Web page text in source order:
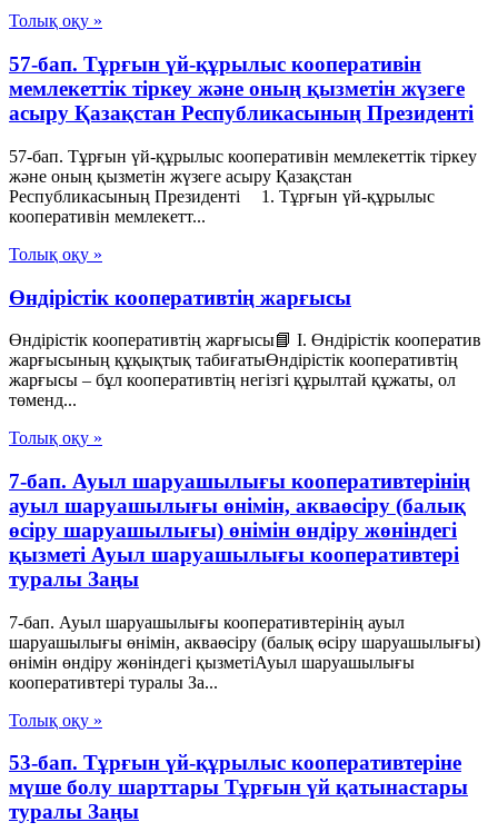
Толық оқу »
57-бап. Тұрғын үй-құрылыс кооперативін
мемлекеттік тіркеу және оның қызметін жүзеге
асыру Қазақстан Республикасының Президенті
57-бап. Тұрғын үй-құрылыс кооперативін мемлекеттік тіркеу
және оның қызметін жүзеге асыру Қазақстан
Республикасының Президенті 1. Тұрғын үй-құрылыс
кооперативін мемлекетт...
Толық оқу »
Өндірістік кооперативтің жарғысы
Өндірістік кооперативтің жарғысы📘 I. Өндірістік кооператив
жарғысының құқықтық табиғатыӨндірістік кооперативтің
жарғысы – бұл кооперативтің негізгі құрылтай құжаты, ол
төменд...
Толық оқу »
7-бап. Ауыл шаруашылығы кооперативтерінің
ауыл шаруашылығы өнімін, акваөсіру (балық
өсіру шаруашылығы) өнімін өндіру жөніндегі
қызметі Ауыл шаруашылығы кооперативтері
туралы Заңы
7-бап. Ауыл шаруашылығы кооперативтерінің ауыл
шаруашылығы өнімін, акваөсіру (балық өсіру шаруашылығы)
өнімін өндіру жөніндегі қызметіАуыл шаруашылығы
кооперативтері туралы За...
Толық оқу »
53-бап. Тұрғын үй-құрылыс кооперативтеріне
мүше болу шарттары Тұрғын үй қатынастары
туралы Заңы